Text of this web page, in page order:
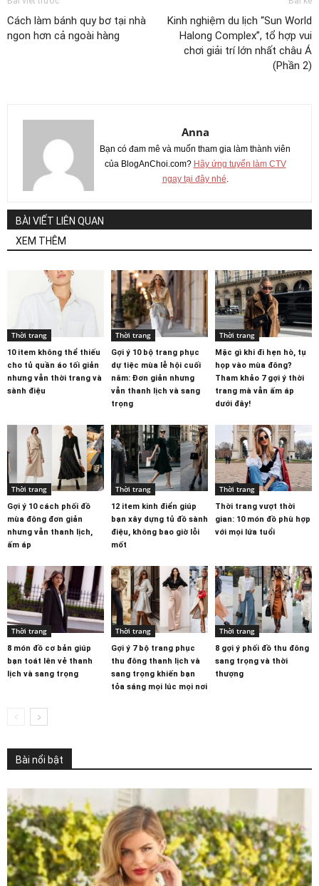
Cách làm bánh quy bơ tại nhà
ngon hơn cả ngoài hàng
Kinh nghiệm du lịch “Sun World
Halong Complex”, tổ hợp vui
chơi giải trí lớn nhất châu Á
(Phần 2)
Anna
Bạn có đam mê và muốn tham gia làm thành viên
của BlogAnChoi.com? Hãy ứng tuyển làm CTV
ngay tại đây nhé.
BÀI VIẾT LIÊN QUAN
XEM THÊM
Thời trang
10 item không thể thiếu
cho tủ quần áo tối giản
nhưng vẫn thời trang và
sành điệu
Thời trang
Gợi ý 10 bộ trang phục
dự tiệc mùa lễ hội cuối
năm: Đơn giản nhưng
vẫn thanh lịch và sang
trọng
Thời trang
Mặc gì khi đi hẹn hò, tụ
họp vào mùa đông?
Tham khảo 7 gợi ý thời
trang mà vẫn ấm áp
dưới đây!
Thời trang
Gợi ý 10 cách phối đồ
mùa đông đơn giản
nhưng vẫn thanh lịch,
ấm áp
Thời trang
12 item kinh điển giúp
bạn xây dựng tủ đồ sành
điệu, không bao giờ lỗi
mốt
Thời trang
Thời trang vượt thời
gian: 10 món đồ phù hợp
với mọi lứa tuổi
Thời trang
8 món đồ cơ bản giúp
bạn toát lên vẻ thanh
lịch và sang trọng
Thời trang
Gợi ý 7 bộ trang phục
thu đông thanh lịch và
sang trọng khiến bạn
tỏa sáng mọi lúc mọi nơi
Thời trang
8 gợi ý phối đồ thu đông
sang trọng và thời
thượng
Bài nổi bật